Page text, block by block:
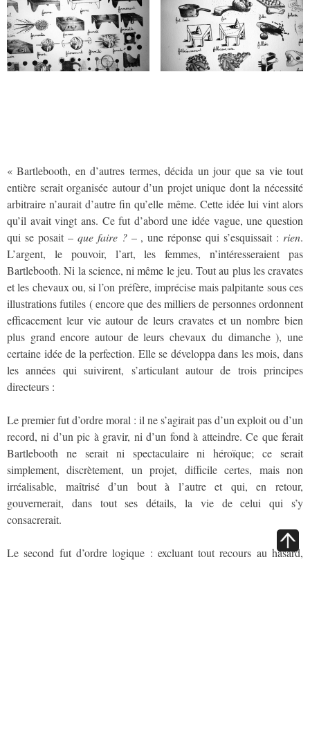
« Bartlebooth, en d’autres termes, décida un jour que sa vie tout
entière serait organisée autour d’un projet unique dont la nécessité
arbitraire n’aurait d’autre fin qu’elle même. Cette idée lui vint alors
qu’il avait vingt ans. Ce fut d’abord une idée vague, une question
qui se posait – que faire ?– , une réponse qui s’esquissait : rien.
L’argent, le pouvoir, l’art, les femmes, n’intéresseraient pas
Bartlebooth. Ni la science, ni même le jeu. Tout au plus les cravates
et les chevaux ou, si l’on préfère, imprécise mais palpitante sous ces
illustrations futiles ( encore que des milliers de personnes ordonnent
efficacement leur vie autour de leurs cravates et un nombre bien
plus grand encore autour de leurs chevaux du dimanche ), une
certaine idée de la perfection. Elle se développa dans les mois, dans
les années qui suivirent, s’articulant autour de trois principes
directeurs :
Le premier fut d’ordre moral : il ne s’agirait pas d’un exploit ou d’un
record, ni d’un pic à gravir, ni d’un fond à atteindre. Ce que ferait
Bartlebooth ne serait ni spectaculaire ni héroïque; ce serait
simplement, discrètement, un projet, difficile certes, mais non
irréalisable, maîtrisé d’un bout à l’autre et qui, en retour,
gouvernerait, dans tout ses détails, la vie de celui qui s’y
consacrerait.
Le second fut d’ordre logique : excluant tout recours au hasard,